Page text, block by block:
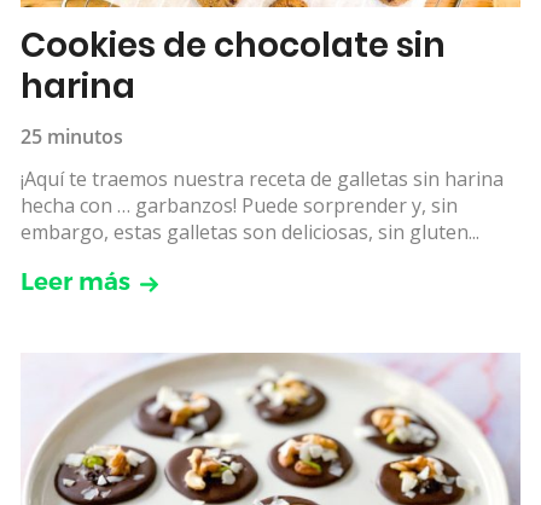
Cookies de chocolate sin
harina
25 minutos
¡Aquí te traemos nuestra receta de galletas sin harina
hecha con … garbanzos! Puede sorprender y, sin
embargo, estas galletas son deliciosas, sin gluten...
Leer más